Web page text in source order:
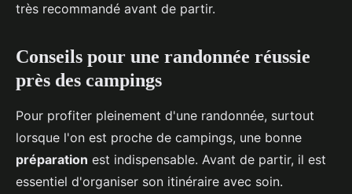
très recommandé avant de partir.
Conseils pour une randonnée réussie
près des campings
Pour profiter pleinement d'une randonnée, surtout
lorsque l'on est proche de campings, une bonne
préparation est indispensable. Avant de partir, il est
essentiel d'organiser son itinéraire avec soin.